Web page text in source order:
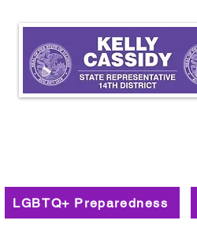
LGBTQ+ Preparedness